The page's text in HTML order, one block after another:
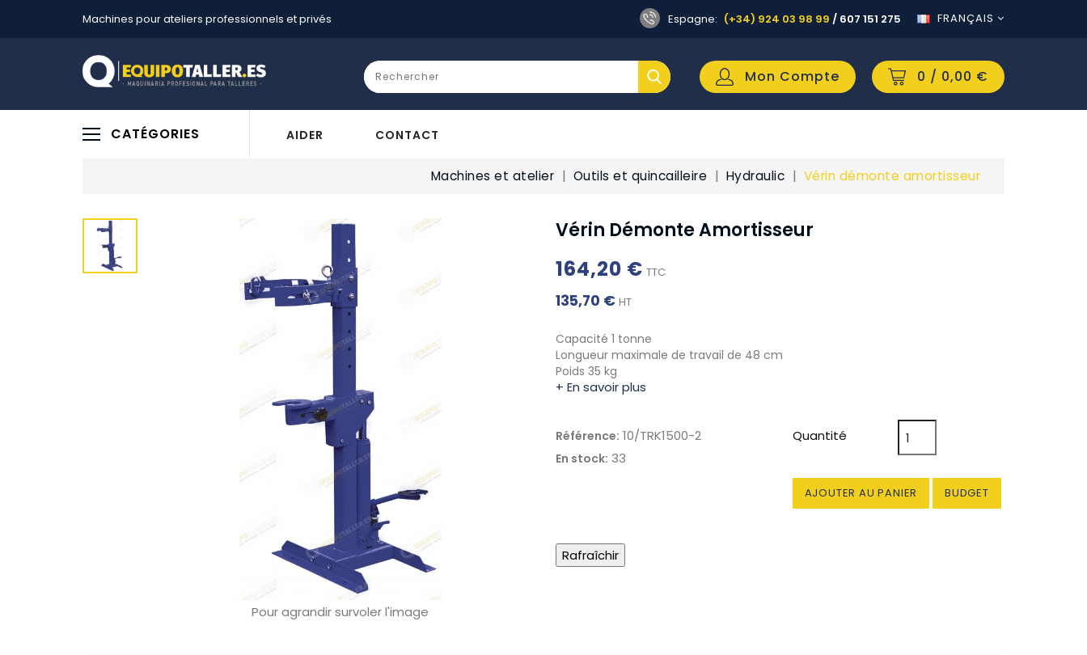
Machines pour ateliers professionnels et privés Espagne: (+34) 924 03 98 99 / 607 151 275 FRANÇAIS
0 / 0,00 €
Mon Compte
CATÉGORIES AIDER CONTACT
Machines et atelier Outils et quincailleire Hydraulic Vérin démonte amortisseur
Pour agrandir survoler l'image
Vérin Démonte Amortisseur
164,20 € TTC
135,70 € HT
Capacité 1 tonne
Longueur maximale de travail de 48 cm
Poids 35 kg
+ En savoir plus
Référence: 10/TRK1500-2
En stock: 33
Quantité
AJOUTER AU PANIER BUDGET